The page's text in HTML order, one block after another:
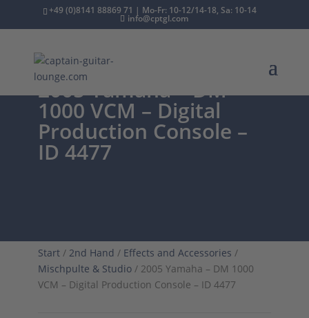
+49 (0)8141 88869 71 | Mo-Fr: 10-12/14-18, Sa: 10-14
info@cptgl.com
2005 Yamaha – DM
1000 VCM – Digital
Production Console –
ID 4477
Start/ 2nd Hand / Effects and Accessories /
Mischpulte & Studio/ 2005 Yamaha – DM 1000
VCM – Digital Production Console – ID 4477